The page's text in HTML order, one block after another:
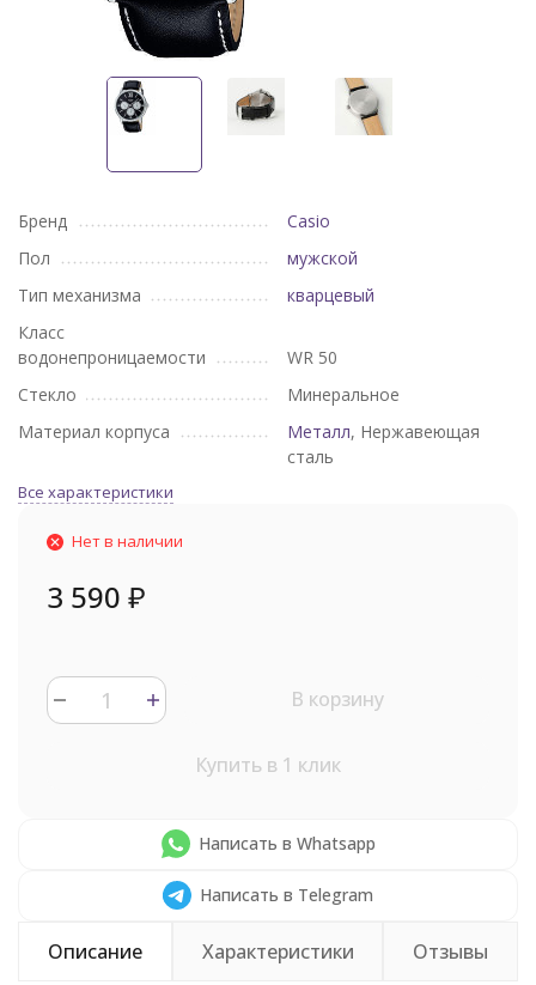
Бренд
Casio
Пол
мужской
Тип механизма
кварцевый
Класс
водонепроницаемости
WR 50
Стекло
Минеральное
Материал корпуса
Металл, Нержавеющая
сталь
Все характеристики
Нет в наличии
3 590 ₽
В корзину
Купить в 1 клик
Написать в Whatsapp
Написать в Telegram
Описание Характеристики Отзывы